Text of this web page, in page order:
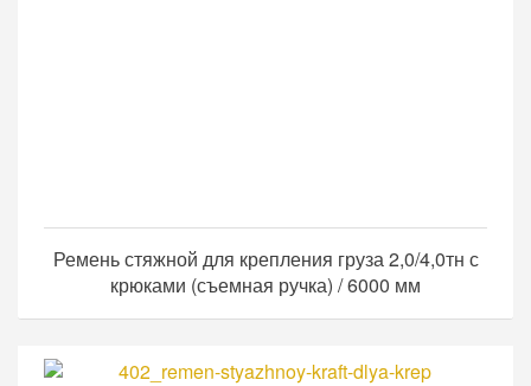
Ремень стяжной для крепления груза 2,0/4,0тн с
крюками (съемная ручка) / 6000 мм